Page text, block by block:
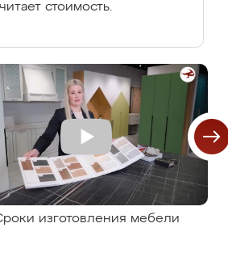
стоимость.
изготовления мебели